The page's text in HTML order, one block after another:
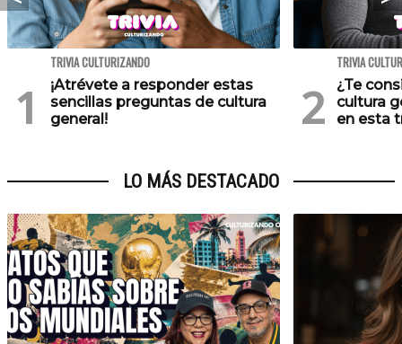
TRIVIA CULTURIZANDO
¡Atrévete a responder estas
sencillas preguntas de cultura
general!
TRIVIA
¿Te
cultura
en esta
LO MÁS DESTACADO